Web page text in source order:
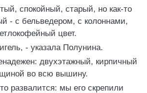
спокойный, старый, но как-то
- с бельведером, с колоннами,
цвет.
- указала Полунина.
двухэтажный, кирпичный
во всю вышину.
развалится: мы его скрепили